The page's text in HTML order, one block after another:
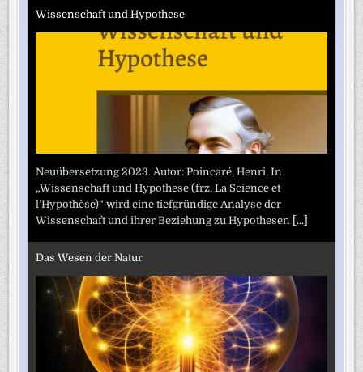
Wissenschaft und Hypothese
Neuübersetzung 2023. Autor: Poincaré, Henri. In
„Wissenschaft und Hypothese (frz. La Science et
l’Hypothèse)“ wird eine tiefgründige Analyse der
Wissenschaft und ihrer Beziehung zu Hypothesen
[...]
Das Wesen der Natur